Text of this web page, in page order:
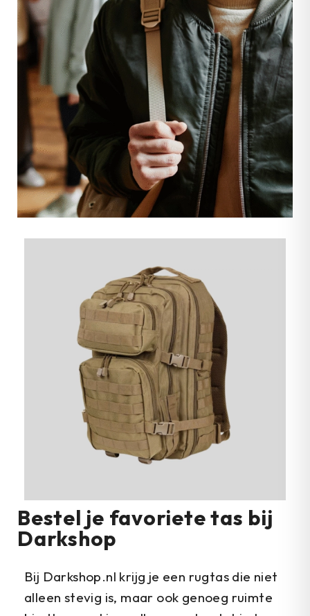
Bestel je favoriete tas bij
Darkshop
Bij Darkshop.nl krijg je een rugtas die niet
alleen stevig is, maar ook genoeg ruimte